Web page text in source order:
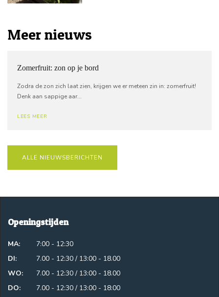
Meer nieuws
Zomerfruit: zon op je bord
Zodra de zon zich laat zien, krijgen we er meteen zin in: zomerfruit!
Denk aan sappige aar...
LEES MEER
ALLE NIEUWSBERICHTEN
Openingstijden
MA:
7:00 - 12:30
DI:
7.00 - 12:30 / 13:00 - 18.00
WO:
7.00 - 12:30 / 13:00 - 18.00
DO:
7.00 - 12:30 / 13:00 - 18:00